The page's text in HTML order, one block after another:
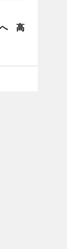
へ 高